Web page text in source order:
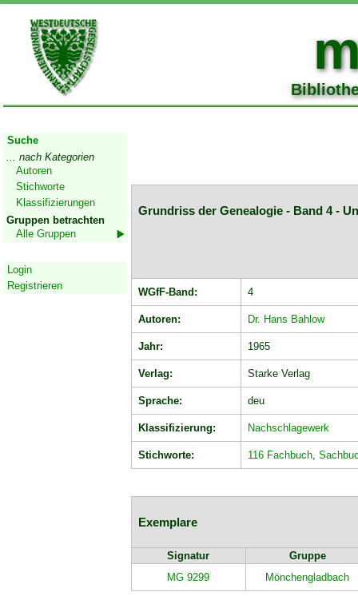
Suche
... nach Kategorien
Autoren
Stichworte
Klassifizierungen
Gruppen betrachten
Alle Gruppen
Login
Registrieren
Grundriss der Genealogie - Band 4 -
WGfF-Band: 4
Autoren: Dr. Hans Bahlow
Jahr: 1965
Verlag: Starke Verlag
Sprache: deu
Klassifizierung: Nachschlagewerk
Stichworte: 116 Fachbuch,
Exemplare
Signatur
Gruppe
MG 9299
Mönchengladbach